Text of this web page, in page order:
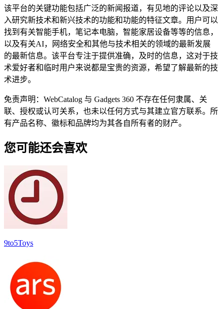
该平台的关键功能包括广泛的新闻报道，有见地的评论以及深
入研究新技术和新兴技术的功能和功能的特征文章。用户可以
找到有关智能手机，笔记本电脑，智能家居设备等等的信息，
以及有关AI，网络安全和其他与技术相关的领域的最新发展
的最新信息。该平台专注于提供准确，及时的信息，这对于技
术爱好者和临时用户来说都是宝贵的资源，希望了解最新的技
术进步。
免责声明：WebCatalog 与 Gadgets 360 不存在任何隶属、关
联、授权或认可关系，也未以任何方式与其建立官方联系。所
有产品名称、徽标和品牌均为其各自所有者的财产。
您可能还会喜欢
9to5Toys